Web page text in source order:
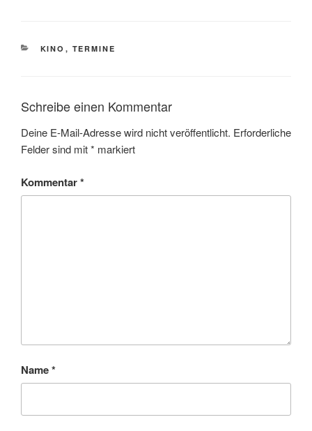
KINO , TERMINE
Schreibe einen Kommentar
Deine E-Mail-Adresse wird nicht veröffentlicht. Erforderliche
Felder sind mit* markiert
Kommentar*
Name*